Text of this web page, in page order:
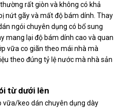
rất giòn và không có khả
nứt gãy và mất độ bám dính. Thay
ngói chuyên dụng có bổ sung
mang lại độ bám dính cao và quan
vữa co giãn theo mái nhà mà
theo đúng tỷ lệ nước mà nhà sản
từ dưới lên
vữa/keo dán chuyên dụng dày